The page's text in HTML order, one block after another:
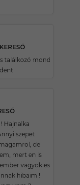
találkozó mond
Hajnalka
szepet
de
mert en is
vagyok es
hibaim !